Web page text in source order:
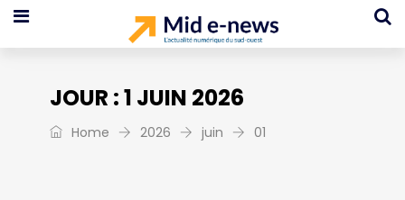
JOUR :1 JUIN 2026
Home 2026 juin 01